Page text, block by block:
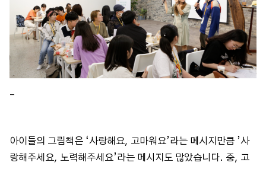
아이들의 그림책은 ‘사랑해요, 고마워요’라는 메시지만큼 ’사
랑해주세요, 노력해주세요’라는 메시지도 많았습니다. 중, 고